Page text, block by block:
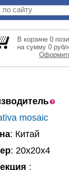
В корзине 0
на сумму 0
mosaic
: Китай
: 20x20x4
: